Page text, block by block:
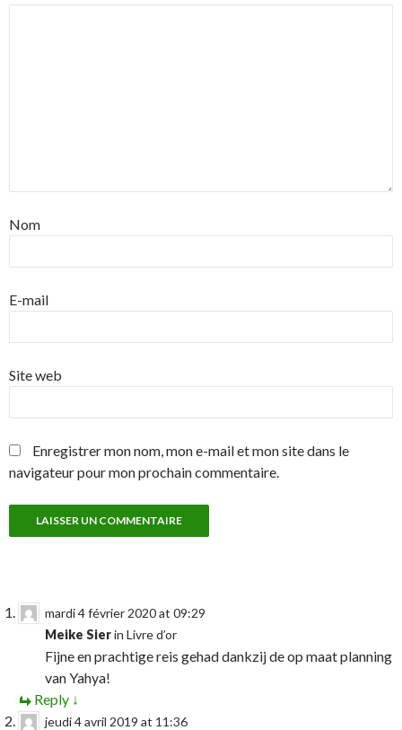
Nom
E-mail
Site web
Enregistrer mon nom, mon e-mail et mon site dans le
navigateur pour mon prochain commentaire.
mardi 4 février 2020 at 09:29
Meike Sierin Livre d’or
Fijne en prachtige reis gehad dankzij de op maat planning
van Yahya!
Reply ↓
jeudi 4 avril 2019 at 11:36